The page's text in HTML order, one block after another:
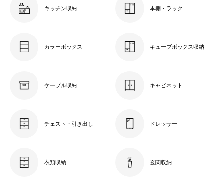
キッチン収納 本棚・ラック
カラーボックス キューブボックス収納
ケーブル収納 キャビネット
チェスト・引き出し ドレッサー
衣類収納 玄関収納